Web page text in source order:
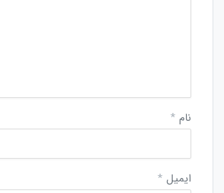
نام *
ایمیل *